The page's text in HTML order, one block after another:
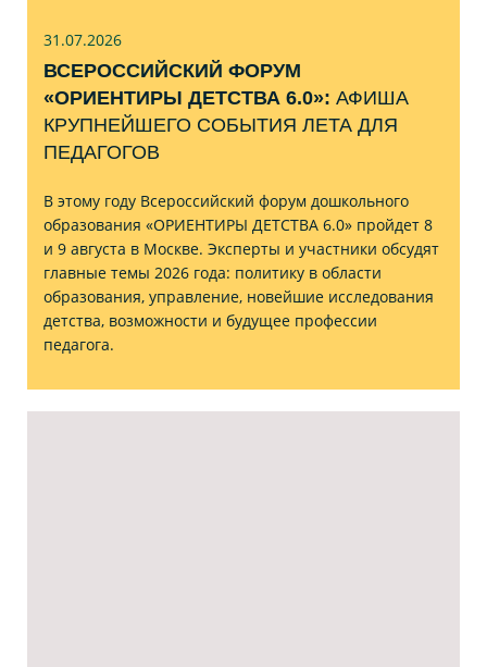
31.07.2026
ВСЕРОССИЙСКИЙ ФОРУМ
«ОРИЕНТИРЫ ДЕТСТВА 6.0»: АФИША
КРУПНЕЙШЕГО СОБЫТИЯ ЛЕТА ДЛЯ
ПЕДАГОГОВ
В этому году Всероссийский форум дошкольного
образования «ОРИЕНТИРЫ ДЕТСТВА 6.0» пройдет 8
и 9 августа в Москве. Эксперты и участники обсудят
главные темы 2026 года: политику в области
образования, управление, новейшие исследования
детства, возможности и будущее профессии
педагога.